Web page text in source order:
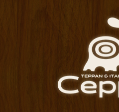
南船場・心斎
「Ceppo（チ
イタリアン「
さまざまなパスタ
ステーキのほか、
にご用意。デート
様にもぴったりで